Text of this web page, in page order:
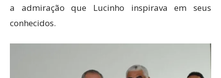
a admiração que Lucinho inspirava em seus
conhecidos.